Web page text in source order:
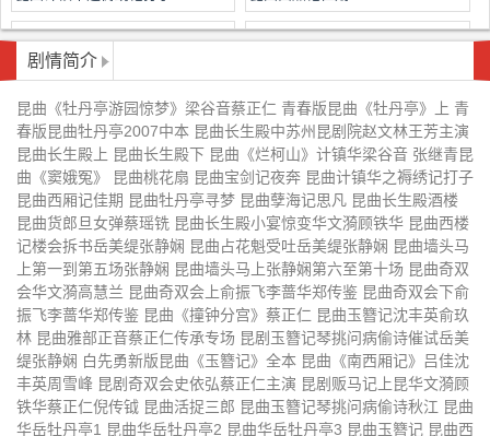
昆曲牡丹亭寻梦 昆曲孽海记思凡
昆曲长生殿酒楼 昆曲货郎旦女弹蔡瑶铣
昆曲长生殿小宴惊变华文漪顾铁华 昆曲西楼记楼会拆书岳美缇张静娴
昆曲占花魁受吐岳美缇张静娴 昆曲墙头马上第一到第五场张静娴
昆曲墙头马上张静娴第六至第十场 昆曲奇双会华文漪高慧兰
昆曲奇双会上俞振飞李蔷华郑传鉴 昆曲奇双会下俞振飞李蔷华郑传鉴
昆曲《撞钟分宫》蔡正仁 昆曲玉簪记沈丰英俞玖林
昆曲雅部正音蔡正仁传承专场
昆剧玉簪记琴挑问病偷诗催试岳美
缇张静娴
白先勇新版昆曲《玉簪记》全本
昆曲《南西厢记》吕佳沈丰英周雪
峰
剧情简介
昆曲《牡丹亭游园惊梦》梁谷音蔡正仁 青春版昆曲《牡丹亭》上 青
春版昆曲牡丹亭2007中本 昆曲长生殿中苏州昆剧院赵文林王芳主演
昆曲长生殿上 昆曲长生殿下 昆曲《烂柯山》计镇华梁谷音 张继青昆
曲《窦娥冤》 昆曲桃花扇 昆曲宝剑记夜奔 昆曲计镇华之褥绣记打子
昆曲西厢记佳期 昆曲牡丹亭寻梦 昆曲孽海记思凡 昆曲长生殿酒楼
昆曲货郎旦女弹蔡瑶铣 昆曲长生殿小宴惊变华文漪顾铁华 昆曲西楼
记楼会拆书岳美缇张静娴 昆曲占花魁受吐岳美缇张静娴 昆曲墙头马
上第一到第五场张静娴 昆曲墙头马上张静娴第六至第十场 昆曲奇双
会华文漪高慧兰 昆曲奇双会上俞振飞李蔷华郑传鉴 昆曲奇双会下俞
振飞李蔷华郑传鉴 昆曲《撞钟分宫》蔡正仁 昆曲玉簪记沈丰英俞玖
林 昆曲雅部正音蔡正仁传承专场 昆剧玉簪记琴挑问病偷诗催试岳美
缇张静娴 白先勇新版昆曲《玉簪记》全本 昆曲《南西厢记》吕佳沈
丰英周雪峰 昆剧奇双会史依弘蔡正仁主演 昆剧贩马记上昆华文漪顾
铁华蔡正仁倪传钺 昆曲活捉三郎 昆曲玉簪记琴挑问病偷诗秋江 昆曲
华岳牡丹亭1 昆曲华岳牡丹亭2 昆曲华岳牡丹亭3 昆曲玉簪记 昆曲西